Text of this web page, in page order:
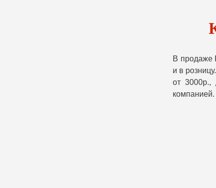
В продаже
и в
от 3000р.,
компанией.